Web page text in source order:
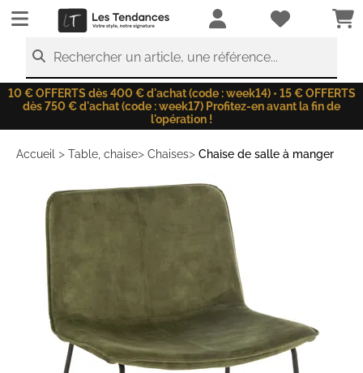
LesTendances.fr
Rechercher un article, une référence...
10 € OFFERTS dès 400 € d'achat (code : week14) • 15 € OFFERTS
dès 750 € d'achat (code : week17) Profitez-en avant la fin de
l'opération !
Accueil > Table, chaise> Chaises> Chaise de salle à manger